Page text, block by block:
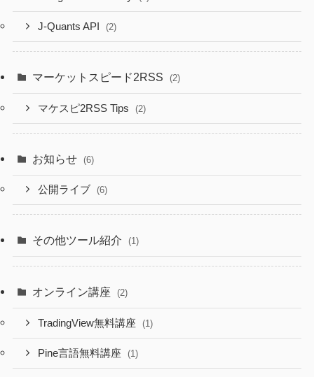
J-Quants API (2)
マーケットスピード2RSS (2)
マケスピ2RSS Tips (2)
お知らせ (6)
公開ライブ (6)
その他ツール紹介 (1)
オンライン講座 (2)
TradingView無料講座 (1)
Pine言語無料講座 (1)